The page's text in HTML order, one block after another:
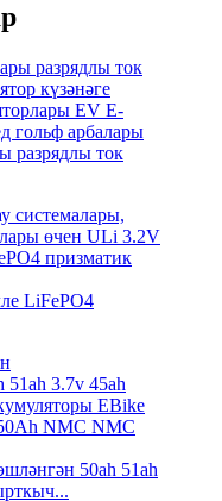
разрядлы ток
LiFePO4
50ah 51ah